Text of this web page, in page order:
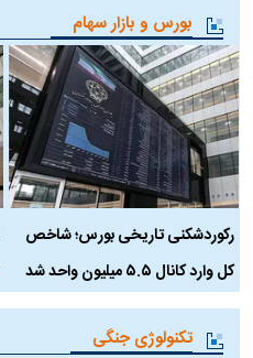
بورس و بازار سهام
رکوردشکنی تاریخی بورس؛ شاخص
کل وارد کانال ۵.۵ میلیون واحد شد
تکنولوژی جنگی